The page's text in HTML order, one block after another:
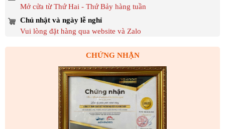
Mở cửa từ Thứ Hai - Thứ Bảy hàng tuần
Chủ nhật và ngày lễ nghỉ
Vui lòng đặt hàng qua website và Zalo
CHỨNG NHẬN